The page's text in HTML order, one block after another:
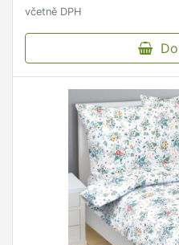
včetně DPH
Do